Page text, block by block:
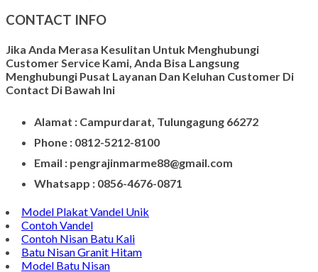
Meja Makan Marmer
Meja Marmer Bulat
Vandel Kenang - Kenangan
CONTACT INFO
Jika Anda Merasa Kesulitan Untuk Menghubungi
Customer Service Kami, Anda Bisa Langsung
Menghubungi Pusat Layanan Dan Keluhan Customer Di
Contact Di Bawah Ini
Alamat : Campurdarat, Tulungagung 66272
Phone : 0812-5212-8100
Email : pengrajinmarme88@gmail.com
Whatsapp : 0856-4676-0871